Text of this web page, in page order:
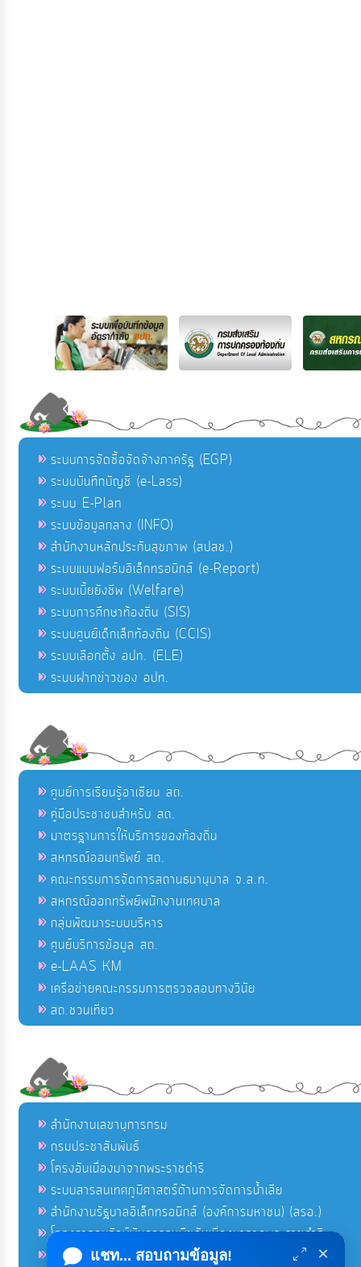
ระบบการจัดซื้อจัดจ้างภาครัฐ (EGP)
ระบบบันทึกบัญชี (e-Lass)
ระบบ E-Plan
ระบบข้อมูลกลาง (INFO)
สำนักงานหลักประกันสุขภาพ (สปสช.)
ระบบแบบฟอร์มอิเล็กทรอนิกส์ (e-Report)
ระบบเบี้ยยังชีพ (Welfare)
ระบบการศึกษาท้องถิ่น (SIS)
ระบบศูนย์เด็กเล็กท้องถิ่น (CCIS)
ระบบเลือกตั้ง อปท. (ELE)
ระบบฝากข่าวของ อปท.
ศูนย์การเรียนรู้อาเซียน สถ.
คู่มือประชาชนสำหรับ สถ.
มาตรฐานการให้บริการของท้องถิ่น
สหกรณ์ออมทรัพย์ สถ.
คณะกรรมการจัดการสถานธนานุบาล จ.ส.ท.
สหกรณ์ออกทรัพย์พนักงานเทศบาล
กลุ่มพัฒนาระบบบริหาร
ศูนย์บริการข้อมูล สถ.
e-LAAS KM
เครือข่ายคณะกรรมการตรวจสอบทางวินัย
สถ.ชวนเที่ยว
สำนักงานเลขานุการกรม
กรมประชาสัมพันธ์
โครงอันเนื่องมาจากพระราชดำริ
ระบบสารสนเทศภูมิศาสตร์ด้านการจัดการน้ำเสีย
สำนักงานรัฐบาลอิเล็กทรอนิกส์ (องค์การมหาชน) (สรอ.)
โครงการอนุรักษ์พันธุกรรมพืชอันเนื่องมาจากพระราชดำริ
คลังข่าวมหาไทย
แชท... สอบถามข้อมูล! ×